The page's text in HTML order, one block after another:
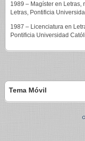
1989 – Magíster en Letras,
Letras, Pontificia
1987 – Licenciatura en
Pontificia Universidad
Tema Móvil